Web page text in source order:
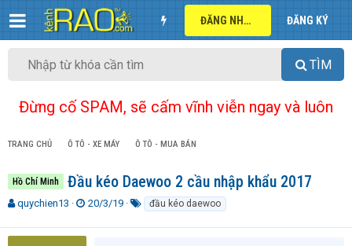
ĐĂNG NHẬP ĐĂNG KÝ
TÌM
Đừng cố SPAM, sẽ cấm vĩnh viễn ngay và luôn
TRANG CHỦ Ô TÔ - XE MÁY Ô TÔ - MUA BÁN
Hồ Chí Minh Đầu kéo Daewoo 2 cầu nhập khẩu 2017
T
r
quychien13
N
à
20/3/19
k
đầu kéo daewoo